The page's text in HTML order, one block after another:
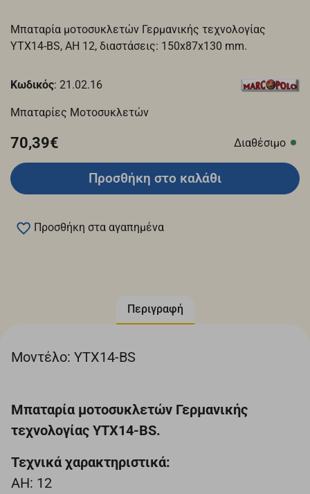
Μπαταρία μοτοσυκλετών Γερμανικής τεχνολογίας
YTX14-BS, AH 12, διαστάσεις: 150x87x130 mm.
Κωδικός: 21.02.16
Μπαταρίες Μοτοσυκλετών
70,39€ Διαθέσιμο
Προσθήκη στο καλάθι
Προσθήκη στα αγαπημένα
Περιγραφή
Μοντέλο: YTX14-BS
Μπαταρία μοτοσυκλετών Γερμανικής
τεχνολογίας YTX14-BS.
Τεχνικά χαρακτηριστικά:
ΑΗ: 12